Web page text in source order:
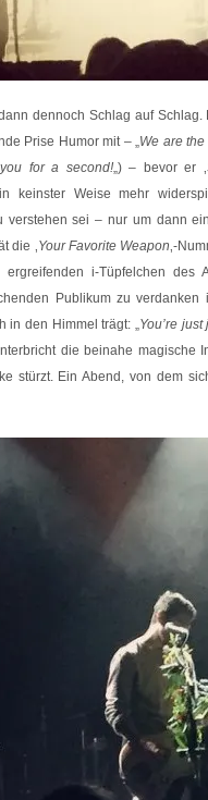
dennoch Schlag auf
Prise Humor mit – „We are
for a second!„) – bevor er ‚
keinster Weise mehr
verstehen sei – nur um dann
die ‚Your Favorite Weapon‚-
ergreifenden i-Tüpfelchen
Publikum zu
in den Himmel trägt: „You’re
die beinahe magische
stürzt. Ein Abend, von dem